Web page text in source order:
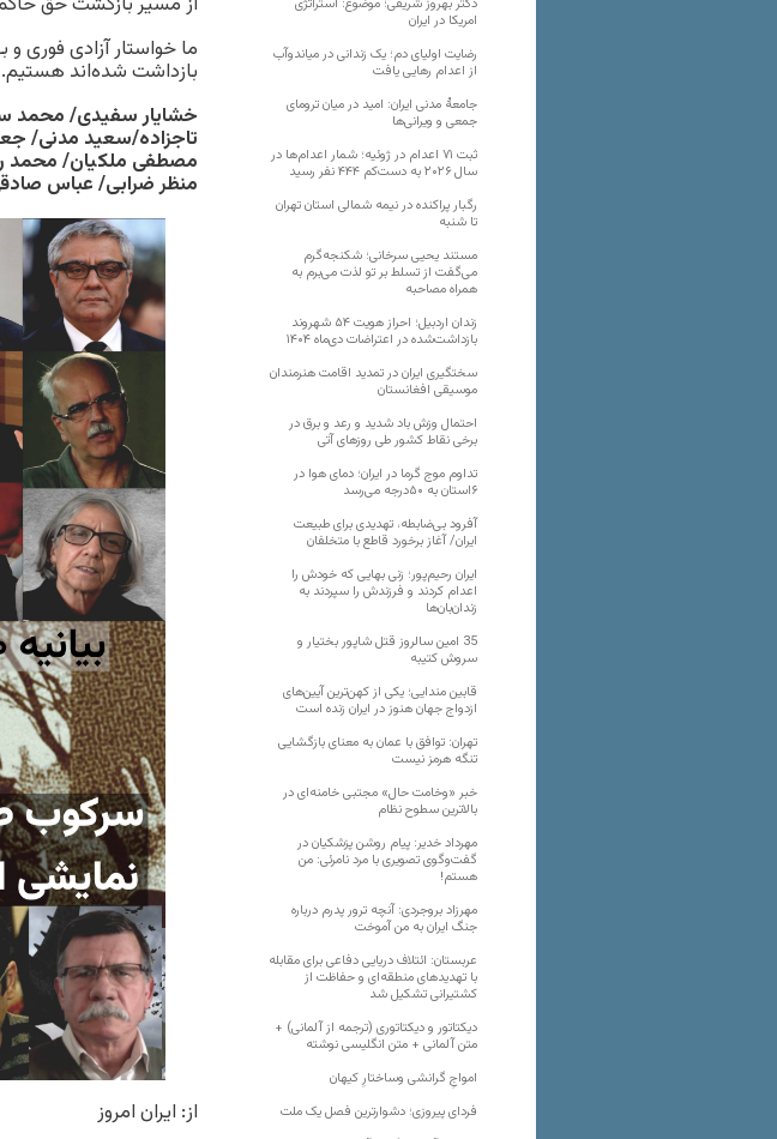
ما خواستار آزادی فوری
بازداشت شده‌اند هستیم.
خشایار سفیدی/ محمد
تاجزاده/سعید مدنی/
مصطفی ملکیان/ محمد
منظر ضرابی/ عباس
از: ایران امروز
امریکا در ایران
رضایت اولیای دم؛ یک زندانی در میاندوآب
از اعدام رهایی یافت
جامعهٔ مدنی ایران: امید در میان ترومای
جمعی و ویرانی‌ها
ثبت ۷۱ اعدام در ژوئیه؛ شمار اعدام‌ها در
سال ۲۰۲۶ به دست‌کم ۴۴۴ نفر رسید
رگبار پراکنده در نیمه شمالی استان تهران
تا شنبه
مستند یحیی سرخانی؛ شکنجه‌گرم
می‌گفت از تسلط بر تو لذت می‌برم به
همراه مصاحبه
زندان اردبیل؛ احراز هویت ۵۴ شهروند
بازداشت‌شده در اعتراضات دی‌ماه ۱۴۰۴
سختگیری ایران در تمدید اقامت هنرمندان
موسیقی افغانستان
احتمال وزش باد شدید و رعد و برق در
برخی نقاط کشور طی روزهای آتی
تداوم موج گرما در ایران؛ دمای هوا در
۶استان به ۵۰درجه می‌رسد
آفرود بی‌ضابطه، تهدیدی برای طبیعت
ایران/ آغاز برخورد قاطع با متخلفان
ایران رحیم‌پور؛ زنی بهایی که خودش را
اعدام کردند و فرزندش را سپردند به
زندان‌بان‌ها
35 امین سالروز قتل شاپور بختیار و
سروش کتیبه
قابین مندایی؛ یکی از کهن‌ترین آیین‌های
ازدواج جهان هنوز در ایران زنده است
تهران: توافق با عمان به معنای بازگشایی
تنگه هرمز نیست
خبر «وخامت حال» مجتبی خامنه‌ای در
بالاترین سطوح نظام
مهرداد خدیر: پیام روشن پزشکیان در
گفت‌و‌گوی تصویری با مرد نامرئی: من
هستم!
مهرزاد بروجردی: آنچه ترور پدرم درباره
جنگ ایران به من آموخت
عربستان: ائتلاف دریایی دفاعی برای مقابله
با تهدیدهای منطقه‌ای و حفاظت از
کشتیرانی تشکیل شد
دیکتاتور و دیکتاتوری (ترجمه از آلمانی) +
متن آلمانی + متن انگلیسی نوشته
‌امواجِ گرانشی وساختارِ کیهان
فردای پیروزی؛ دشوارترین فصل یک ملت